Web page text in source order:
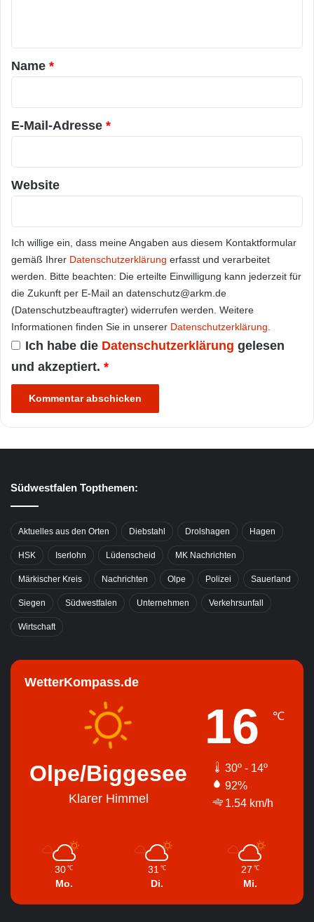
a
r
*
Name *
E-Mail-Adresse *
Website
Ich willige ein, dass meine Angaben aus diesem Kontaktformular
gemäß Ihrer Datenschutzerklärung erfasst und verarbeitet
werden. Bitte beachten: Die erteilte Einwilligung kann jederzeit für
die Zukunft per E-Mail an datenschutz@arkm.de
(Datenschutzbeauftragter) widerrufen werden. Weitere
Informationen finden Sie in unserer Datenschutzerklärung
Ich habe die Datenschutzerklärung gelesen
und akzeptiert. *
Südwestfalen Topthemen:
Aktuelles aus den Orten Diebstahl Drolshagen Hagen
HSK Iserlohn Lüdenscheid MK Nachrichten
Märkischer Kreis Nachrichten Olpe Polizei Sauerland
Siegen Südwestfalen Unternehmen Verkehrsunfall
Wirtschaft
WetterKompass.de
Olpe/Biggesee
Klarer Himmel
16 ℃
30º - 14º
92%
1.54 km/h
30 ℃
Mo.
31 ℃
Di.
27 ℃
Mi.